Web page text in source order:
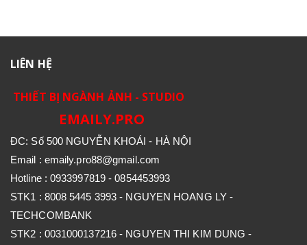
LIÊN HỆ
THIẾT BỊ NGÀNH ẢNH - STUDIO
EMAILY.PRO
ĐC: Số 500 NGUYỄN KHOÁI - HÀ NỘI
Email : emaily.pro88@gmail.com
Hotline : 0933997819 - 0854453993
STK1 : 8008 5445 3993 - NGUYEN HOANG LY -
TECHCOMBANK
STK2 : 0031000137216 - NGUYEN THI KIM DUNG -